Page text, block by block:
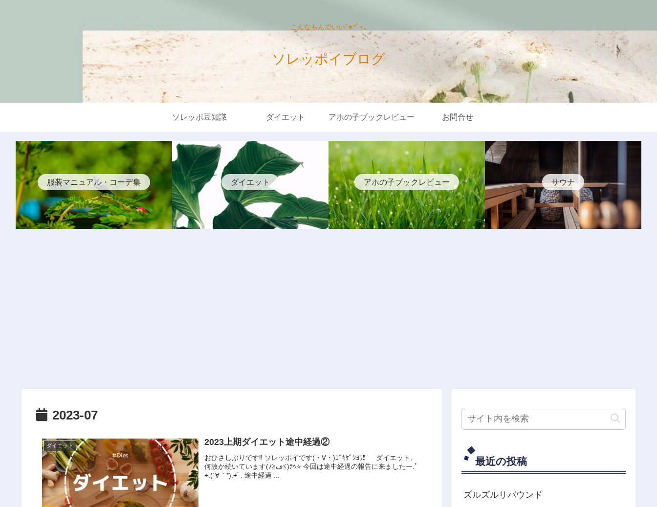
こんなもんでいい˚∗*ﾟ⋆｡
ソレッポイブログ
ソレッポ豆知識 ダイエット アホの子ブックレビュー お問合せ
服装マニュアル・コーデ集 ダイエット アホの子ブックレビュー サウナ
2023-07
ダイエット 2023上期ダイエット途中経過②
おひさしぶりです‼️ ソレッポイです(・∀・)ｺﾞｷｹﾞﾝﾖｳ❗️ ダイエット、
何故か続いています(ﾉ≧ڡ≦)ﾃﾍ⭐️ 今回は途中経過の報告に来ましたー.ﾟ
+.(´∀｀*).+ﾟ. 途中経過 ...
最近の投稿
ズルズルリバウンド